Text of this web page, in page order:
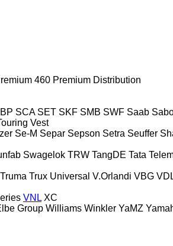
460 Premium Distribution
SCA SET SKF SMB SWF Saab
Vest
Se-M Separ Sepson Setra Seuffer
Swagelok TRW TangDE Tata
Truma Trux Universal V.Orlandi VBG
VNL XC
Group Williams Winkler YaMZ